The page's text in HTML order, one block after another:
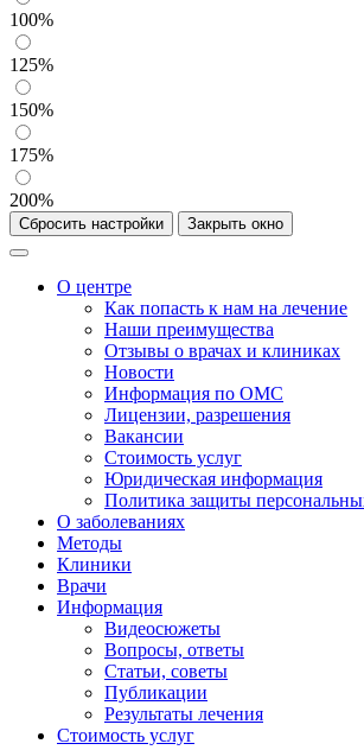
100%
125%
150%
175%
200%
Сбросить настройки Закрыть окно
О центре
Как попасть к нам на лечение
Наши преимущества
Отзывы о врачах и клиниках
Новости
Информация по ОМС
Лицензии, разрешения
Вакансии
Стоимость услуг
Юридическая информация
Политика защиты
О заболеваниях
Методы
Клиники
Врачи
Информация
Видеосюжеты
Вопросы, ответы
Статьи, советы
Публикации
Результаты лечения
Стоимость услуг